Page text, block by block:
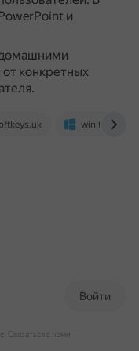
и
конкретных
winitpro.ru
Войти
Связаться с нами